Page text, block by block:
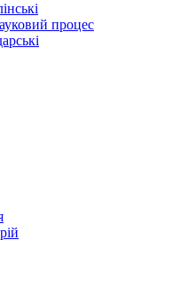
процес